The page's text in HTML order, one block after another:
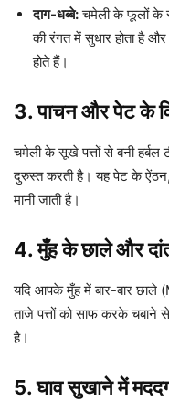
दाग-धब्बे:चमेली के फूलों के
की रंगत में सुधार होता है
होते हैं।
3. पाचन और पेट के
चमेली के सूखे पत्तों से बनी
दुरुस्त करती है। यह पेट के
मानी जाती है।
4. मुँह के छाले और दांत
यदि आपके मुँह में बार-बार
ताजे पत्तों को साफ करके चबाने
है।
5. घाव सुखाने में